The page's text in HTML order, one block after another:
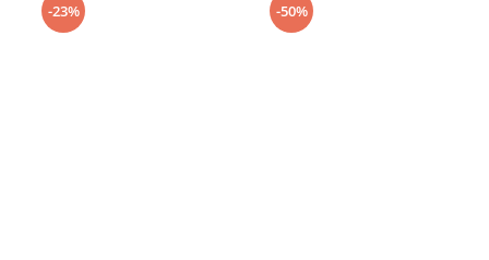
-23% -50%